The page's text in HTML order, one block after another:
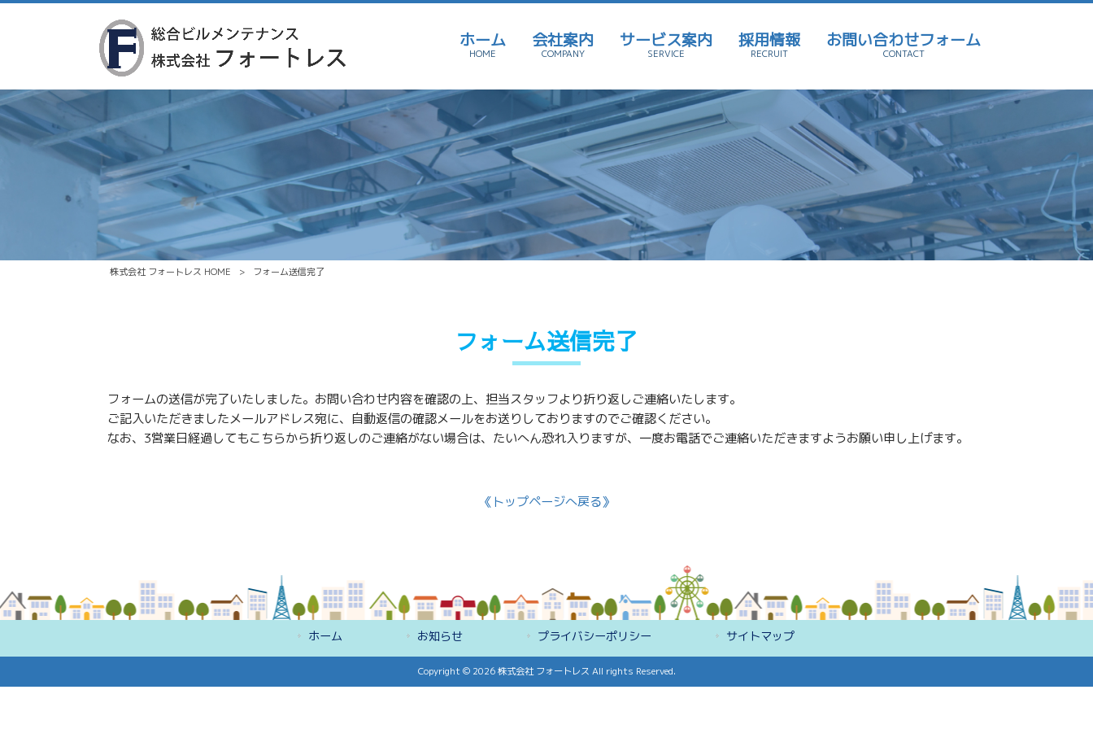
ホーム
HOME
会社案内
COMPANY
サービス案内
SERVICE
採用情報
RECRUIT
お問い合わせフォーム
CONTACT
株式会社 フォートレス HOME > フォーム送信完了
フォーム送信完了
フォームの送信が完了いたしました。お問い合わせ内容を確認の上、担当スタッフより折り返しご連絡いたします。
ご記入いただきましたメールアドレス宛に、自動返信の確認メールをお送りしておりますのでご確認ください。
なお、3営業日経過してもこちらから折り返しのご連絡がない場合は、たいへん恐れ入りますが、一度お電話でご連絡いただきますようお願い申し上げます。
《トップページへ戻る》
ホーム お知らせ プライバシーポリシー サイトマップ
Copyright © 2026 株式会社 フォートレス All rights Reserved.